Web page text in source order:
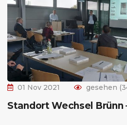
01 Nov 2021 gesehen
Standort Wechsel Brünn